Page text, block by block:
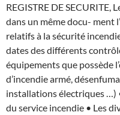
REGISTRE DE SECURITE,
dans un même docu- ment
relatifs à la sécurité
dates des différents
équipements que possède
d’incendie armé,
installations électriques …)
du service incendie • Les